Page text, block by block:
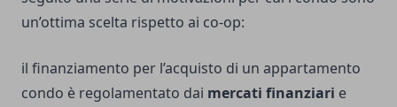
un’ottima scelta rispetto ai co-op:
il finanziamento per l’acquisto di un appartamento
condo è regolamentato dai mercati finanziari e